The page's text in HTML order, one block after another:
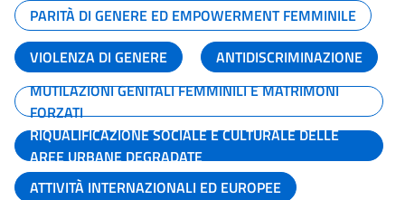
PARITÀ DI GENERE ED EMPOWERMENT FEMMINILE
VIOLENZA DI GENERE
ANTIDISCRIMINAZIONE
MUTILAZIONI GENITALI FEMMINILI E MATRIMONI
FORZATI
RIQUALIFICAZIONE SOCIALE E CULTURALE DELLE
AREE URBANE DEGRADATE
ATTIVITÀ INTERNAZIONALI ED EUROPEE